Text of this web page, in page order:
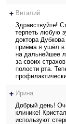
+ Виталий
Здравствуйте!
терпеть любую
доктора
приёма я ушёл в
на дальнейшее
за своих
полости рта.
+ Ирина
Добрый день!
клинике!
используют